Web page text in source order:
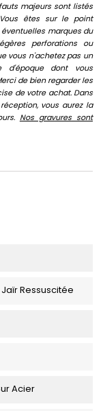
majeurs sont listés
êtes sur le point
marques du
perforations ou
vous n'achetez pas un
d'époque dont vous
de bien regarder les
de votre achat. Dans
vous aurez la
Nos gravures sont
Jaïr Ressuscitée
Acier